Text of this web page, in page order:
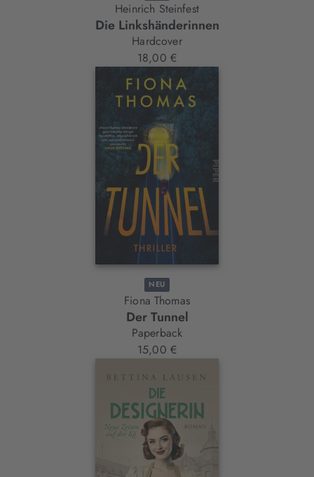
Heinrich Steinfest
Die Linkshänderinnen
Hardcover
18,00 €
NEU
Fiona Thomas
Der Tunnel
Paperback
15,00 €